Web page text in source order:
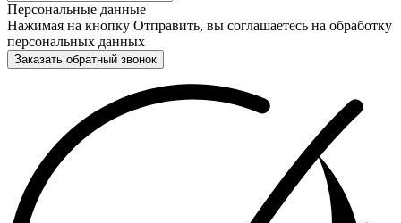
Персональные данные
Нажимая на кнопку Отправить, вы соглашаетесь на обработку
персональных данных
Заказать обратный звонок